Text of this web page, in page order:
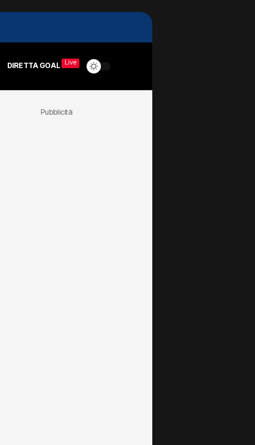
DIRETTA GOAL Live
Pubblicità